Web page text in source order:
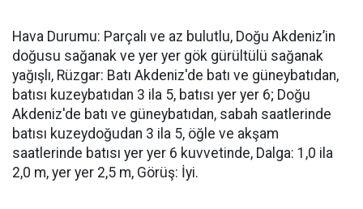
Hava Durumu: Parçalı ve az bulutlu, Doğu Akdeniz’in
doğusu sağanak ve yer yer gök gürültülü sağanak
yağışlı, Rüzgar: Batı Akdeniz'de batı ve güneybatıdan,
batısı kuzeybatıdan 3 ila 5, batısı yer yer 6; Doğu
Akdeniz'de batı ve güneybatıdan, sabah saatlerinde
batısı kuzeydoğudan 3 ila 5, öğle ve akşam
saatlerinde batısı yer yer 6 kuvvetinde, Dalga: 1,0 ila
2,0 m, yer yer 2,5 m, Görüş: İyi.